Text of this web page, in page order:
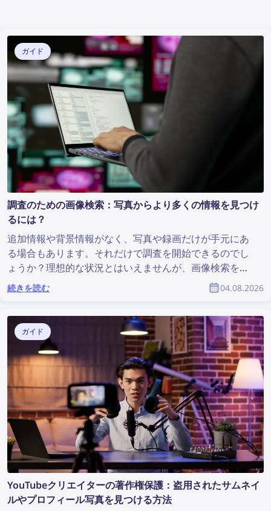
ガイド
調査のための画像検索：写真からより多くの情報を見つけ
るには？
追加情報や背景情報がなく、写真や録画だけが手元にあ
る場合もあります。それだけで調査を開始できるのでし
ょうか？理想的な状況とはいえませんが、画像検索を行
うには十分です。画像検索を利用すれば、貴重な情報を
発見し、調査に役立てることができます。では、写真か
ょうか？
続きを読む 04.08.2026
ガイド
YouTubeクリエイターの著作権保護：盗用されたサムネイ
ルやプロフィール写真を見つける方法